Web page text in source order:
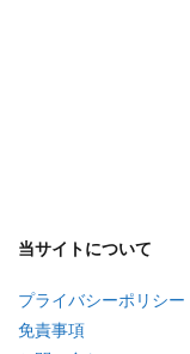
当サイトについて
プライバシーポリシー
免責事項